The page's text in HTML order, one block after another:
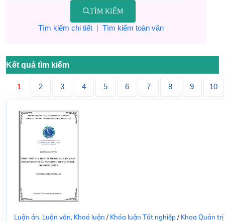
TÌM KIẾM
Tìm kiếm chi tiết| Tìm kiếm toàn văn
Kết quả tìm kiếm
1 2 3 4 5 6 7 8 9 10
Luận án, Luận văn, Khoá luận / Khóa luận Tốt nghiệp/ Khoa Quản trị